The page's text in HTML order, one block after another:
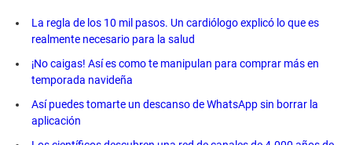
La regla de los 10 mil pasos. Un cardiólogo explicó lo que es
realmente necesario para la salud
¡No caigas! Así es como te manipulan para comprar más en
temporada navideña
Así puedes tomarte un descanso de WhatsApp sin borrar la
aplicación